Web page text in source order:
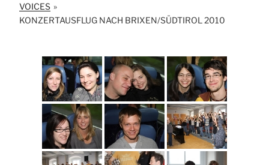
VOICES »
KONZERTAUSFLUG NACH BRIXEN/SÜDTIROL 2010